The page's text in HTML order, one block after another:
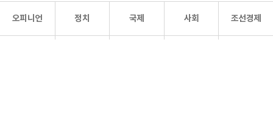
오피니언 정치 국제 사회 조선경제